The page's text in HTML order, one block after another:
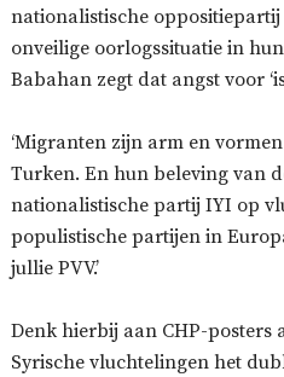
nationalistische oppositiepartij
onveilige oorlogssituatie in
Babahan zegt dat angst voor
‘Migranten zijn arm en
Turken. En hun beleving van
nationalistische partij IYI op
populistische partijen in
jullie PVV.’
Denk hierbij aan CHP-posters
Syrische vluchtelingen het